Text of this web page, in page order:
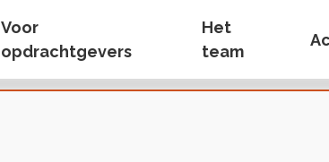
Voor
opdrachtgevers
Het
team